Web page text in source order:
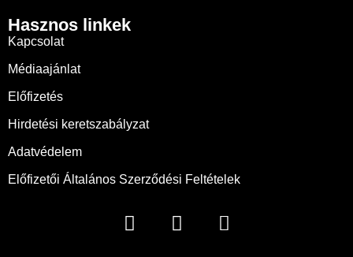
Hasznos linkek
Kapcsolat
Médiaajánlat
Előfizetés
Hirdetési keretszabályzat
Adatvédelem
Előfizetői Általános Szerződési Feltételek